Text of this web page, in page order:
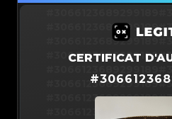
#3066123689299189
#3066123689299189
#3066123689299189
#3066123689299189
#3066123689299189
CERTIFICAT
#